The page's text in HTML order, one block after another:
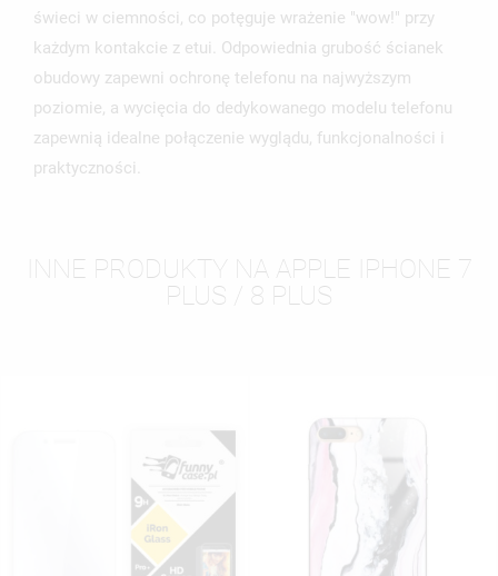
świeci w ciemności, co potęguje wrażenie "wow!" przy
każdym kontakcie z etui. Odpowiednia grubość ścianek
obudowy zapewni ochronę telefonu na najwyższym
poziomie, a wycięcia do dedykowanego modelu telefonu
zapewnią idealne połączenie wyglądu, funkcjonalności i
praktyczności.
INNE PRODUKTY NA APPLE IPHONE 7
PLUS / 8 PLUS